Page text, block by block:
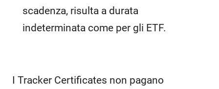
scadenza, risulta a durata
indeterminata come per gli ETF.
I Tracker Certificates non pagano